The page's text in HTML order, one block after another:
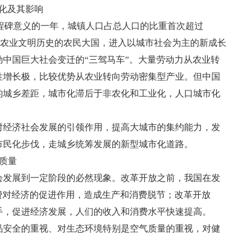
及其影响
意义的一年，城镇人口占总人口的比重首次超过
业文明历史的农民大国，进入以城市社会为主的新成长
国巨大社会变迁的“三驾马车”。大量劳动力从农业转
长极，比较优势从农业转向劳动密集型产业。但中国
乡差距，城市化滞后于非农化和工业化，人口城市化
社会发展的引领作用，提高大城市的集约能力，发
化步伐，走城乡统筹发展的新型城市化道路。
量
到一定阶段的必然现象。改革开放之前，我国在发
经济的促进作用，造成生产和消费脱节；改革开放
促进经济发展，人们的收入和消费水平快速提高。
的重视、对生态环境特别是空气质量的重视，对健